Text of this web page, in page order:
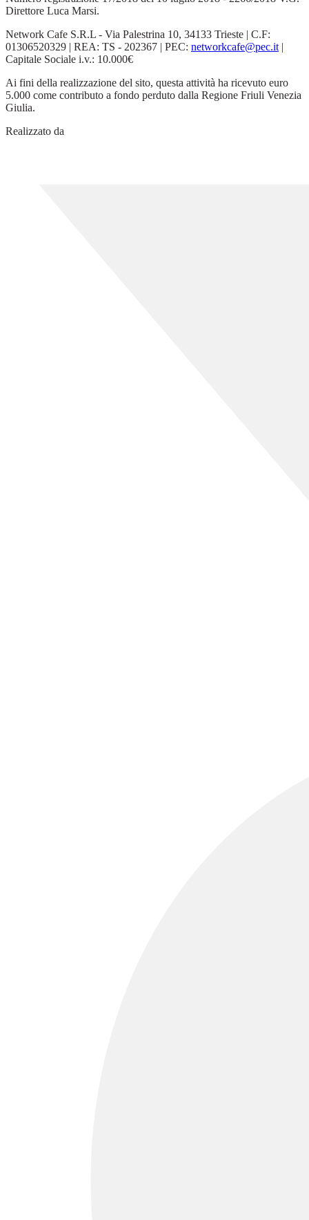
Direttore Luca Marsi.
Network Cafe S.R.L - Via Palestrina 10, 34133 Trieste | C.F:
01306520329 | REA: TS - 202367 | PEC: networkcafe@pec.it|
Capitale Sociale i.v.: 10.000€
Ai fini della realizzazione del sito, questa attività ha ricevuto euro
5.000 come contributo a fondo perduto dalla Regione Friuli Venezia
Giulia.
Realizzato da